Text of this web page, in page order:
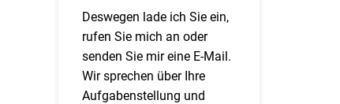
Deswegen lade ich Sie ein,
rufen Sie mich an oder
senden Sie mir eine E-Mail.
Wir sprechen über Ihre
Aufgabenstellung und